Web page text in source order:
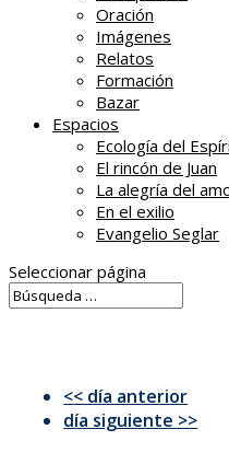
Oración
Imágenes
Relatos
Formación
Bazar
Espacios
Ecología del
El rincón de Juan
La alegría del
En el exilio
Evangelio Seglar
Seleccionar página
<< día anterior
día siguiente >>